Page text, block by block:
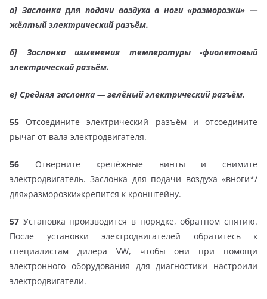
а] Заслонкадля подачи воздуха в ноги «разморозки» —
жёлтый электрический разъём.
б]
Заслонка изменения температуры -фиолетовый
электрический разъём.
в] Средняя заслонка — зелёный электрический разъём.
55 Отсоедините электрический разъём и отсоедините
рычаг от вала электродвигателя.
56 Отверните крепёжные винты и снимите
электродвигатель. Заслонка для подачи воздуха «вноги*/
для»разморозки»крепится к кронштейну.
57 Установка производится в порядке, обратном снятию.
После установки электродвигателей обратитесь к
специалистам дилера VW, чтобы они при помощи
электронного оборудования для диагностики настроили
электродвигатели.